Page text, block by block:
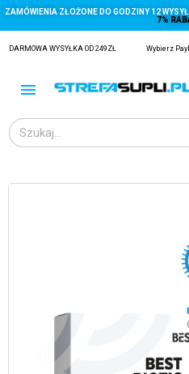
ZAMÓWIENIA ZŁOŻONE DO GODZINY 12
7%
DARMOWA WYSYŁKA OD 249ZŁ Wybierz